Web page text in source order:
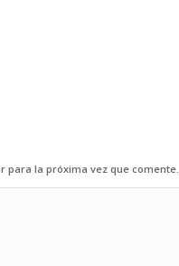
para la próxima vez que comente.